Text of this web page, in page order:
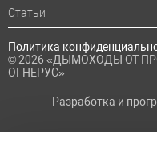
Политика
© 2026 «ДЫМОХОДЫ ОТ
ОГНЕРУС»
Разработка и
Статьи